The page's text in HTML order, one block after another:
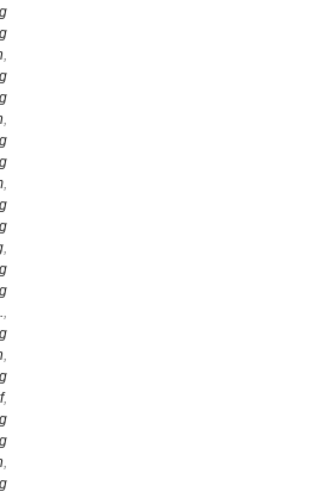
,
,
,
,
,
,
,
,